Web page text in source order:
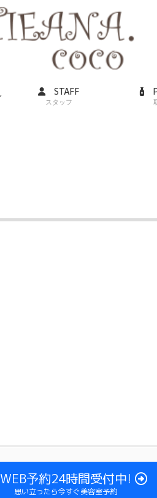
STAFF
スタッフ
WEB予約24時間受付中!
思い立ったら今すぐ美容室予約